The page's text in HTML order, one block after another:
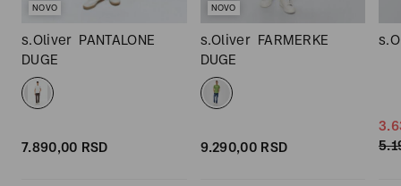
NOVO
s.Oliver PANTALONE
DUGE
7.890,00 RSD
NOVO
s.Oliver FARMERKE
DUGE
9.290,00 RSD